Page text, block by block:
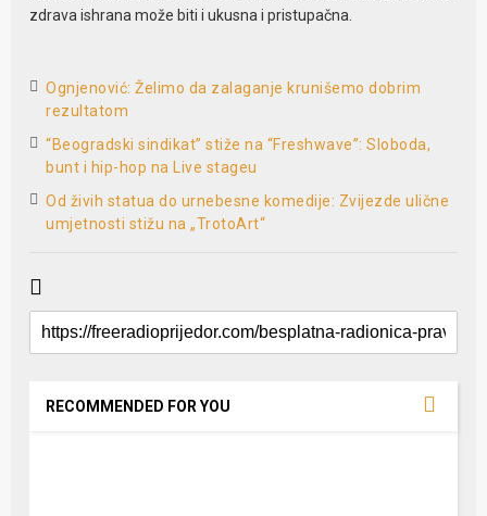
zdrava ishrana može biti i ukusna i pristupačna.
Ognjenović: Želimo da zalaganje krunišemo dobrim
rezultatom
“Beogradski sindikat” stiže na “Freshwave”: Sloboda,
bunt i hip-hop na Live stageu
Od živih statua do urnebesne komedije: Zvijezde ulične
umjetnosti stižu na „TrotoArt“
RECOMMENDED FOR YOU